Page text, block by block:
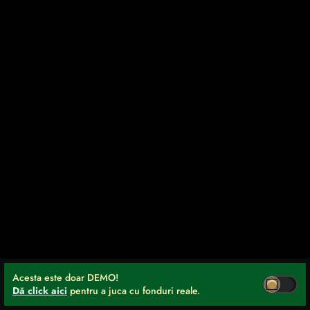
Acesta este doar DEMO!
Dă click aici pentru a juca cu fonduri reale.